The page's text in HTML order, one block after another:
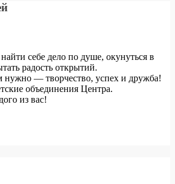
себе дело по душе, окунуться в
радость открытий.
нужно — творчество, успех и дружба!
объединения Центра.
из вас!